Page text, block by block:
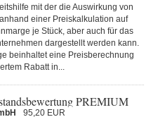
mit der die Auswirkung von
einer Preiskalkulation auf
je Stück, aber auch für das
dargestellt werden kann.
beinhaltet eine Preisberechnung
Rabatt in...
PREMIUM
95,20 EUR